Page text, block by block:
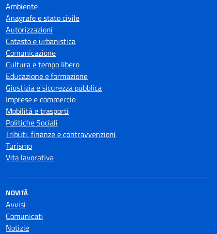
Ambiente
Anagrafe e stato civile
Autorizzazioni
Catasto e urbanistica
Comunicazione
Cultura e tempo libero
Educazione e formazione
Giustizia e sicurezza pubblica
Imprese e commercio
Mobilità e trasporti
Politiche Sociali
Tributi, finanze e contravvenzioni
Turismo
Vita lavorativa
NOVITÀ
Avvisi
Comunicati
Notizie